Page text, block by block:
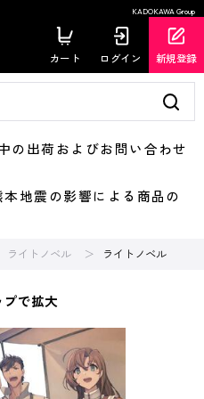
KADOKAWA Group
カート ログイン 新規登録
出荷およびお問い合わせ
地震の影響による商品の
ライトノベル ライトノベル
で拡大